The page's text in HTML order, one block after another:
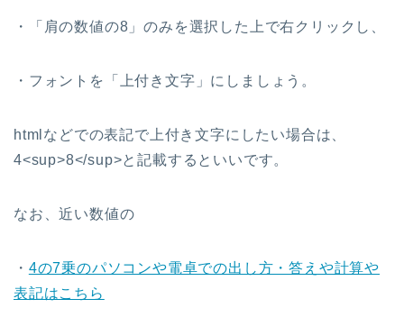
・「肩の数値の8」のみを選択した上で右クリックし、
・フォントを「上付き文字」にしましょう。
htmlなどでの表記で上付き文字にしたい場合は、
4<sup>8</sup>と記載するといいです。
なお、近い数値の
・ 4の7乗のパソコンや電卓での出し方・答えや計算や
表記はこちら